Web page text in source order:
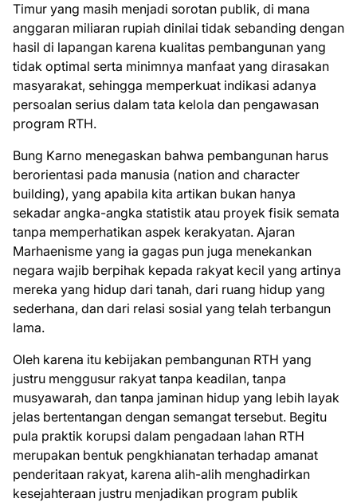
Timur yang masih menjadi sorotan publik, di mana
anggaran miliaran rupiah dinilai tidak sebanding dengan
hasil di lapangan karena kualitas pembangunan yang
tidak optimal serta minimnya manfaat yang dirasakan
masyarakat, sehingga memperkuat indikasi adanya
persoalan serius dalam tata kelola dan pengawasan
program RTH.
Bung Karno menegaskan bahwa pembangunan harus
berorientasi pada manusia (nation and character
building), yang apabila kita artikan bukan hanya
sekadar angka-angka statistik atau proyek fisik semata
tanpa memperhatikan aspek kerakyatan. Ajaran
Marhaenisme yang ia gagas pun juga menekankan
negara wajib berpihak kepada rakyat kecil yang artinya
mereka yang hidup dari tanah, dari ruang hidup yang
sederhana, dan dari relasi sosial yang telah terbangun
lama.
Oleh karena itu kebijakan pembangunan RTH yang
justru menggusur rakyat tanpa keadilan, tanpa
musyawarah, dan tanpa jaminan hidup yang lebih layak
jelas bertentangan dengan semangat tersebut. Begitu
pula praktik korupsi dalam pengadaan lahan RTH
merupakan bentuk pengkhianatan terhadap amanat
penderitaan rakyat, karena alih-alih menghadirkan
kesejahteraan justru menjadikan program publik